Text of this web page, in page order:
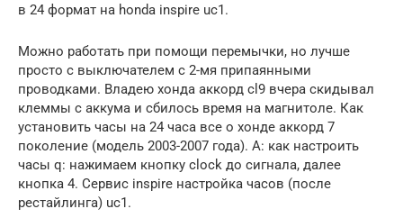
в 24 формат на honda inspire uc1.
Можно работать при помощи перемычки, но лучше
просто с выключателем с 2-мя припаянными
проводками. Владею хонда аккорд cl9 вчера скидывал
клеммы с аккума и сбилось время на магнитоле. Как
установить часы на 24 часа все о хонде аккорд 7
поколение (модель 2003-2007 года). A: как настроить
часы q: нажимаем кнопку clock до сигнала, далее
кнопка 4. Сервис inspire настройка часов (после
рестайлинга) uc1.